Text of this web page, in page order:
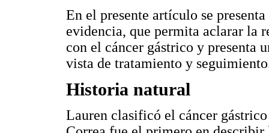
En el presente artículo se
evidencia, que permita aclarar la
con el cáncer gástrico y presenta
vista de tratamiento y
Historia natural
Lauren clasificó el cáncer